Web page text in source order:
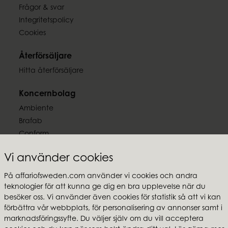
Vi använder cookies
På affariofsweden.com använder vi cookies och andra
teknologier för att kunna ge dig en bra upplevelse när du
besöker oss. Vi använder även cookies för statistik så att vi kan
förbättra vår webbplats, för personalisering av annonser samt i
marknadsföringssyfte. Du väljer själv om du vill acceptera
7,40 kg
Frågor & svar
Integritetspolicy
Cookies
Återförsäljare
Hitta återförsäljare
Koncernbolag
Ambiente
Brafab
Conform
MTI
Följ oss